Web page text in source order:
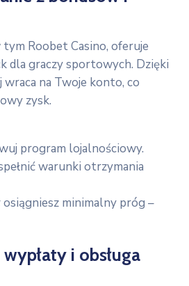
Roobet Casino, oferuje
dla graczy sportowych. Dzięki
wraca na Twoje konto, co
zysk.
program lojalnościowy.
warunki otrzymania
osiągniesz minimalny próg –
i obsługa